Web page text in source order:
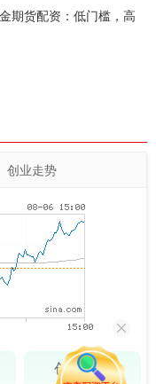
期货配资：低门槛，高
创业走势
创业板指